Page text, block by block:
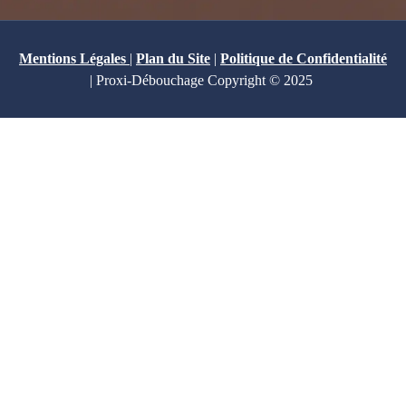
Mentions Légales | Plan du Site | Politique de Confidentialité
| Proxi-Débouchage Copyright © 2025